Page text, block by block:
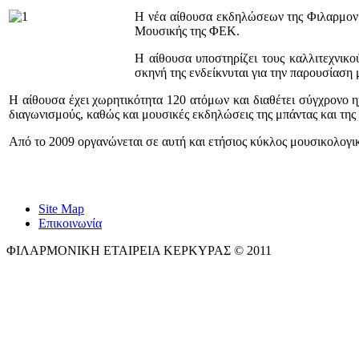
Η νέα αίθουσα εκδηλώσεων της
Μουσικής της ΦΕΚ.
Η αίθουσα υποστηρίζει τους
σκηνή της ενδείκνυται για την
Η αίθουσα έχει χωρητικότητα 120 ατόμων και διαθέτει σύγχρονο
διαγωνισμούς, καθώς και μουσικές εκδηλώσεις της μπάντας και
Από το 2009 οργανώνεται σε αυτή και ετήσιος κύκλος
Site Map
Επικοινωνία
ΦΙΛΑΡΜΟΝΙΚΗ ΕΤΑΙΡΕΙΑ ΚΕΡΚΥΡΑΣ © 2011